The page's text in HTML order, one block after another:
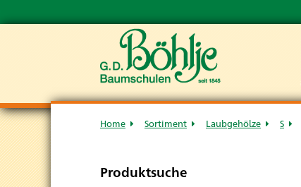
Home Sortiment Laubgehölze S
Produktsuche